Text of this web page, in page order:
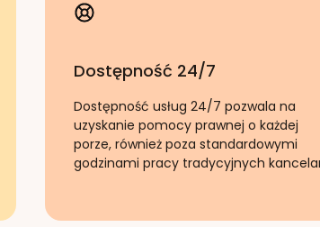
Dostępność 24/7
Dostępność usług 24/7 pozwala na
uzyskanie pomocy prawnej o każdej
porze, również poza standardowymi
godzinami pracy tradycyjnych